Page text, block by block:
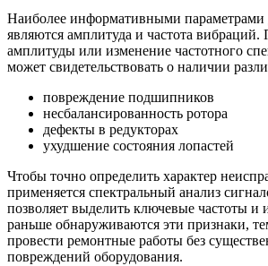
Наиболее информативными параметрами
являются амплитуда и частота
амплитуды или изменение частотного
может свидетельствовать о наличии
повреждение подшипников
несбалансированность ротора
дефекты в редукторах
ухудшение состояния лопастей
Чтобы точно определить характер
применяется спектральный анализ
позволяет выделить ключевые частоты
раньше обнаруживаются эти признаки,
провести ремонтные работы без
повреждений оборудования.